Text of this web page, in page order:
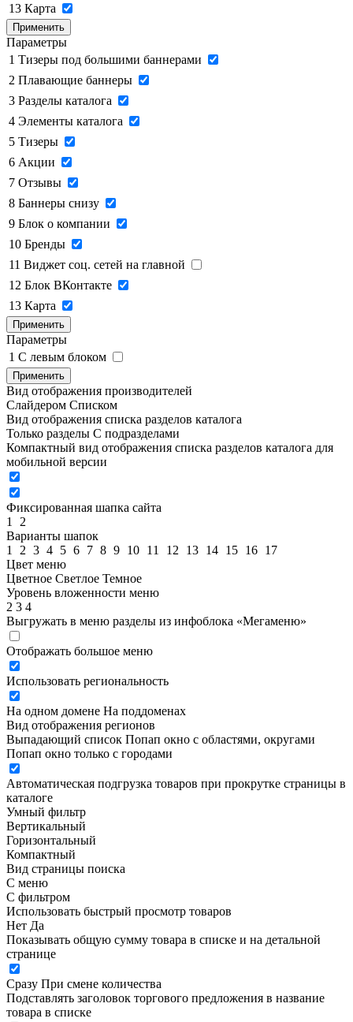
13 Карта
Применить
Параметры
1 Тизеры под большими баннерами
2 Плавающие баннеры
3 Разделы каталога
4 Элементы каталога
5 Тизеры
6 Акции
7 Отзывы
8 Баннеры снизу
9 Блок о компании
10 Бренды
11 Виджет соц. сетей на главной
12 Блок ВКонтакте
13 Карта
Применить
Параметры
1 C левым блоком
Применить
Вид отображения производителей
Слайдером Списком
Вид отображения списка разделов каталога
Только разделы С подразделами
Компактный вид отображения списка разделов каталога для
мобильной версии
Фиксированная шапка сайта
1
2
Варианты шапок
1
2 3 4 5 6 7 8 9 10 11 12 13 14 15 16 17
Цвет меню
Цветное Светлое Темное
Уровень вложенности меню
2 3 4
Выгружать в меню разделы из инфоблока «Мегаменю»
Отображать большое меню
Использовать региональность
На одном домене На поддоменах
Вид отображения регионов
Выпадающий список Попап окно c областями, округами
Попап окно только с городами
Автоматическая подгрузка товаров при прокрутке страницы в
каталоге
Умный фильтр
Вертикальный
Горизонтальный
Компактный
Вид страницы поиска
С меню
С фильтром
Использовать быстрый просмотр товаров
Нет Да
Показывать общую сумму товара в списке и на детальной
странице
Сразу При смене количества
Подставлять заголовок торгового предложения в название
товара в списке